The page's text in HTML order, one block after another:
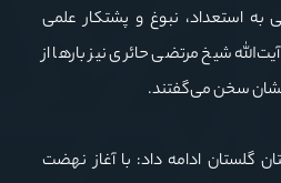
به استعداد، نبوغ و پشتکار علمی
شیخ مرتضی حائری نیز بارها از
سخن می‌گفتند.
گلستان ادامه داد: با آغاز نهضت